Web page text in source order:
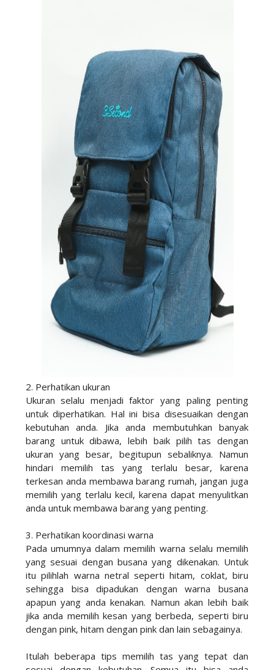
2. Perhatikan ukuran
Ukuran selalu menjadi faktor yang paling penting
untuk diperhatikan. Hal ini bisa disesuaikan dengan
kebutuhan anda. Jika anda membutuhkan banyak
barang untuk dibawa, lebih baik pilih tas dengan
ukuran yang besar, begitupun sebaliknya. Namun
hindari memilih tas yang terlalu besar, karena
terkesan anda membawa barang rumah, jangan juga
memilih yang terlalu kecil, karena dapat menyulitkan
anda untuk membawa barang yang penting.
3. Perhatikan koordinasi warna
Pada umumnya dalam memilih warna selalu memilih
yang sesuai dengan busana yang dikenakan. Untuk
itu pilihlah warna netral seperti hitam, coklat, biru
sehingga bisa dipadukan dengan warna busana
apapun yang anda kenakan. Namun akan lebih baik
jika anda memilih kesan yang berbeda, seperti biru
dengan pink, hitam dengan pink dan lain sebagainya.
Itulah beberapa tips memilih tas yang tepat dan